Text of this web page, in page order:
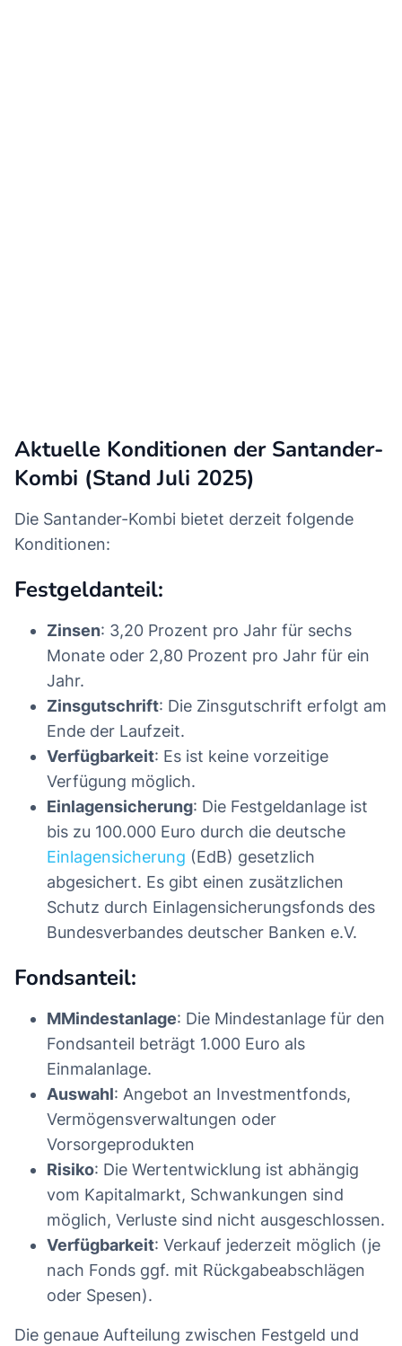
Aktuelle Konditionen der Santander-
Kombi (Stand Juli 2025)
Die Santander-Kombi bietet derzeit folgende
Konditionen:
Festgeldanteil:
Zinsen: 3,20 Prozent pro Jahr für sechs
Monate oder 2,80 Prozent pro Jahr für ein
Jahr.
Zinsgutschrift: Die Zinsgutschrift erfolgt am
Ende der Laufzeit.
Verfügbarkeit: Es ist keine vorzeitige
Verfügung möglich.
Einlagensicherung: Die Festgeldanlage ist
bis zu 100.000 Euro durch die deutsche
Einlagensicherung (EdB) gesetzlich
abgesichert. Es gibt einen zusätzlichen
Schutz durch Einlagensicherungsfonds des
Bundesverbandes deutscher Banken e.V.
Fondsanteil:
MMindestanlage: Die Mindestanlage für den
Fondsanteil beträgt 1.000 Euro als
Einmalanlage.
Auswahl: Angebot an Investmentfonds,
Vermögensverwaltungen oder
Vorsorgeprodukten
Risiko: Die Wertentwicklung ist abhängig
vom Kapitalmarkt, Schwankungen sind
möglich, Verluste sind nicht ausgeschlossen.
Verfügbarkeit: Verkauf jederzeit möglich (je
nach Fonds ggf. mit Rückgabeabschlägen
oder Spesen).
Die genaue Aufteilung zwischen Festgeld und